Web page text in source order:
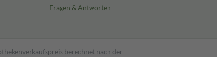
Fragen & Antworten
berechnet nach der